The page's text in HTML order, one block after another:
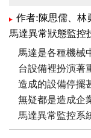
作者:陳思儒、林
馬達異常狀態監控
馬達是各種機械
台設備裡扮演著
造成的設備停擺
無疑都是造成企
馬達異常監控系
於VMX平台上建